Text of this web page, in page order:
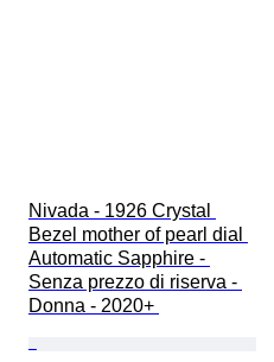
Nivada - 1926 Crystal
Bezel mother of pearl dial
Automatic Sapphire -
Senza prezzo di riserva -
Donna - 2020+